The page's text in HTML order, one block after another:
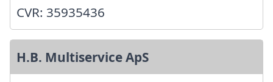
CVR: 35935436
H.B. Multiservice ApS